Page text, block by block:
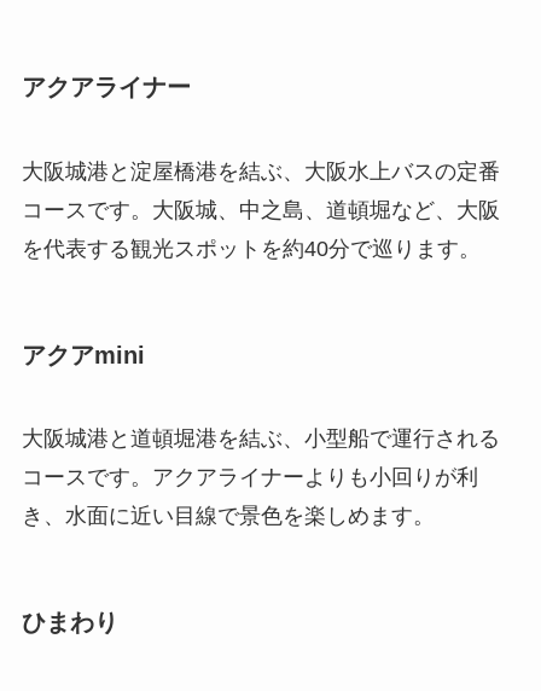
アクアライナー
大阪城港と淀屋橋港を結ぶ、大阪水上バスの定番
コースです。大阪城、中之島、道頓堀など、大阪
を代表する観光スポットを約40分で巡ります。
アクアmini
大阪城港と道頓堀港を結ぶ、小型船で運行される
コースです。アクアライナーよりも小回りが利
き、水面に近い目線で景色を楽しめます。
ひまわり